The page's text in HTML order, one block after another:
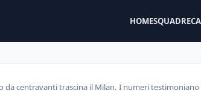
HOMESQUADRE
da centravanti trascina il Milan. I numeri